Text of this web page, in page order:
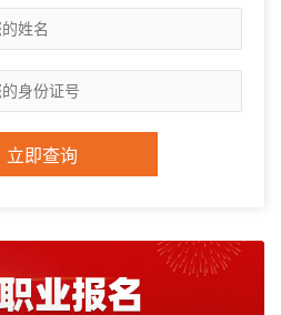
立即查询